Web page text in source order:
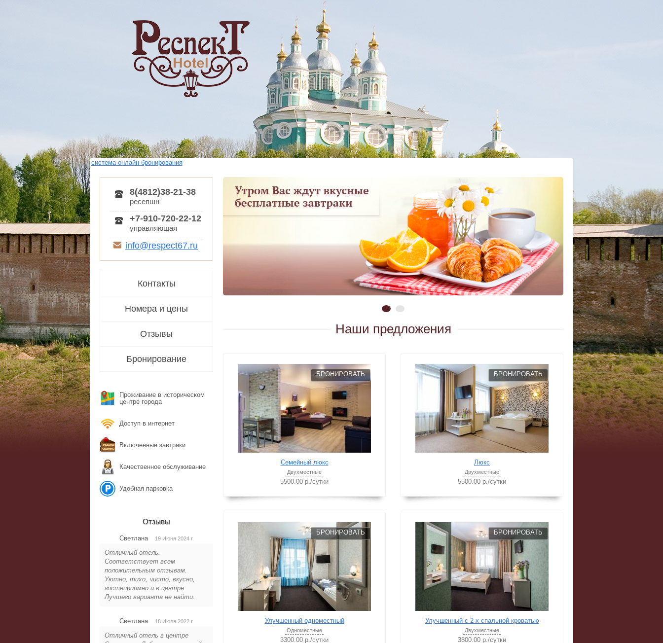
система онлайн-бронирования
8(4812)38-21-38
ресепшн
+7-910-720-22-12
управляющая
info@respect67.ru
Контакты
Номера и цены
Отзывы
Бронирование
Проживание в историческом
центре города
Доступ в интернет
Включенные завтраки
Качественное обслуживание
Удобная парковка
Отзывы
Светлана 19 Июня 2024 г.
Отличный отель.
Соответствует всем
положительным отзывам.
Уютно, тихо, чисто, вкусно,
гостеприимно и в центре.
Лучшего варианта не найти.
Светлана 18 Июля 2022 г.
Отличный отель в центре
Наши предложения
БРОНИРОВАТЬ
Семейный люкс
Двухместные
5500.00 р./сутки
БРОНИРОВАТЬ
Люкс
Двухместные
5500.00 р./сутки
БРОНИРОВАТЬ
Улучшенный одноместный
Одноместные
3300.00 р./сутки
БРОНИРОВАТЬ
Улучшенный с 2-х спальной кроватью
Двухместные
3800.00 р./сутки